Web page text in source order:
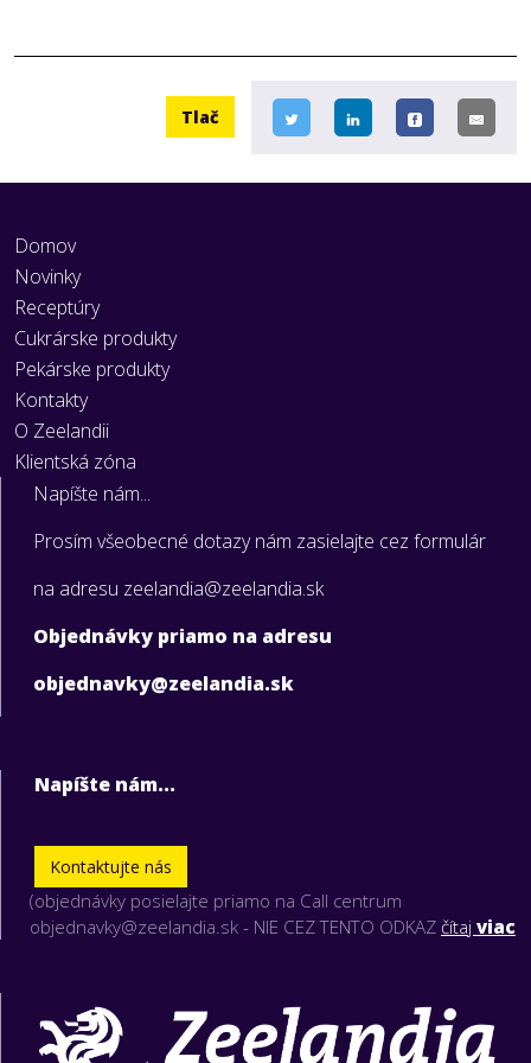
size
Tlač
Domov
Novinky
Receptúry
Cukrárske produkty
Pekárske produkty
Kontakty
O Zeelandii
Klientská zóna
Napíšte nám...
Prosím všeobecné dotazy nám zasielajte cez formulár
na adresu zeelandia@zeelandia.sk
Objednávky priamo na adresu
objednavky@zeelandia.sk
Napíšte nám...
Kontaktujte nás
(objednávky posielajte priamo na Call centrum
objednavky@zeelandia.sk - NIE CEZ TENTO ODKAZ čítaj viac